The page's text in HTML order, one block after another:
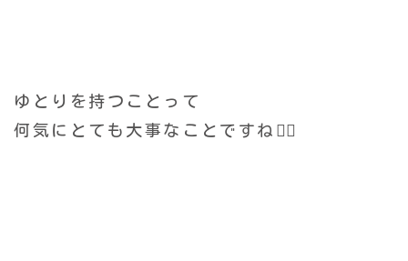
ゆとりを持つことって
何気にとても大事なことですね🙂‍↕️